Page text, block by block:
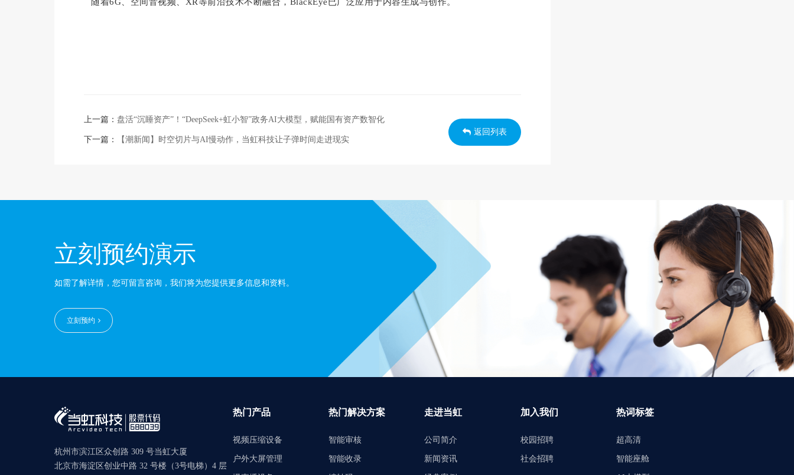
上一篇： 盘活“沉睡资产”！“DeepSeek+虹小智”政务AI大模型，赋能国有资产数智化
下一篇： 【潮新闻】时空切片与AI慢动作，当虹科技让子弹时间走进现实
返回列表
立刻预约演示
如需了解详情，您可留言咨询，我们将为您提供更多信息和资料。
立刻预约
杭州市滨江区众创路 309 号当虹大厦
北京市海淀区创业中路 32 号楼（3号电梯）4 层
热门产品
视频压缩设备
户外大屏管理
热门解决方案
智能审核
智能收录
走进当虹
公司简介
新闻资讯
加入我们
校园招聘
社会招聘
热词标签
超高清
智能座舱